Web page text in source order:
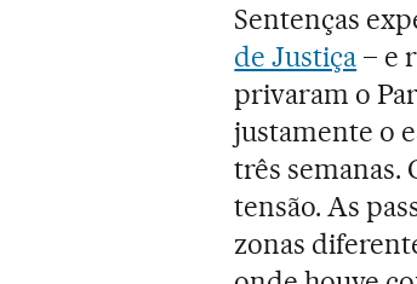
Sentenças
de Justiça – e
privaram o
justamente o
três semanas.
tensão. As
zonas